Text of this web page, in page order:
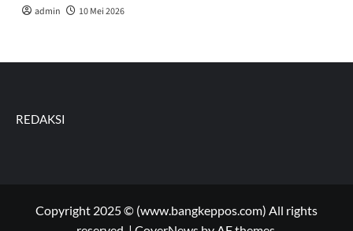
admin 10 Mei 2026
REDAKSI
Copyright 2025 © (www.bangkeppos.com) All rights